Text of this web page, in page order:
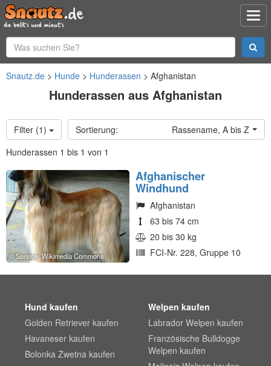
Snautz.de Hunde Hunderassen Afghanistan
Hunderassen aus Afghanistan
Filter (1)
Rassename, A bis Z
Hunderassen 1 bis 1 von 1
Sannse, Wikimedia Commons
Afghanischer
Windhund
Afghanistan
63 bis 74 cm
20 bis 30 kg
FCI-Nr. 228, Gruppe 10
Hund kaufen
Golden Retriever kaufen
Havaneser kaufen
Bolonka Zwetna kaufen
Welpen kaufen
Labrador Welpen kaufen
Französische Bulldogge
Welpen kaufen